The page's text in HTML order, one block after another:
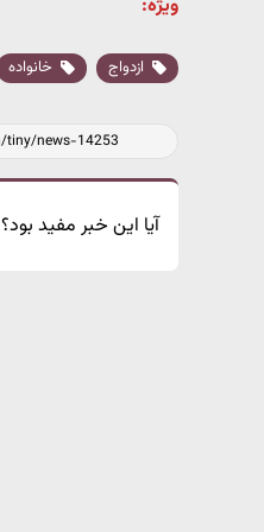
ویژه:
ازدواج خانواده
آیا این خبر مفید بود؟